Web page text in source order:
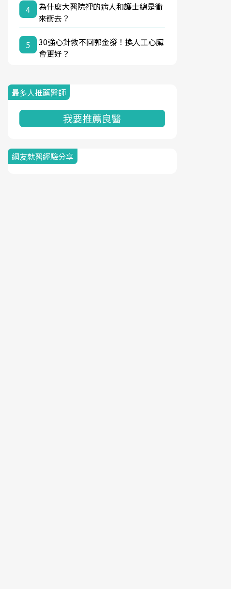
4
為什麼大醫院裡的病人和護士總是衝
來衝去？
5
30強心針救不回郭金發！換人工心臟
會更好？
最多人推薦醫師
我要推薦良醫
網友就醫經驗分享